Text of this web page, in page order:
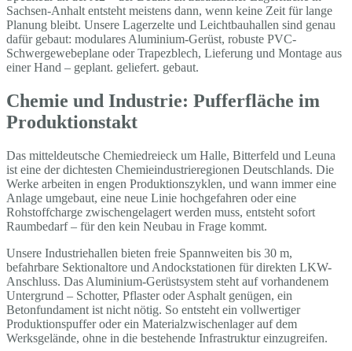
Sachsen-Anhalt entsteht meistens dann, wenn keine Zeit für lange
Planung bleibt. Unsere Lagerzelte und Leichtbauhallen sind genau
dafür gebaut: modulares Aluminium-Gerüst, robuste PVC-
Schwergewebeplane oder Trapezblech, Lieferung und Montage aus
einer Hand – geplant. geliefert. gebaut.
Chemie und Industrie: Pufferfläche im
Produktionstakt
Das mitteldeutsche Chemiedreieck um Halle, Bitterfeld und Leuna
ist eine der dichtesten Chemieindustrieregionen Deutschlands. Die
Werke arbeiten in engen Produktionszyklen, und wann immer eine
Anlage umgebaut, eine neue Linie hochgefahren oder eine
Rohstoffcharge zwischengelagert werden muss, entsteht sofort
Raumbedarf – für den kein Neubau in Frage kommt.
Unsere Industriehallen bieten freie Spannweiten bis 30 m,
befahrbare Sektionaltore und Andockstationen für direkten LKW-
Anschluss. Das Aluminium-Gerüstsystem steht auf vorhandenem
Untergrund – Schotter, Pflaster oder Asphalt genügen, ein
Betonfundament ist nicht nötig. So entsteht ein vollwertiger
Produktionspuffer oder ein Materialzwischenlager auf dem
Werksgelände, ohne in die bestehende Infrastruktur einzugreifen.